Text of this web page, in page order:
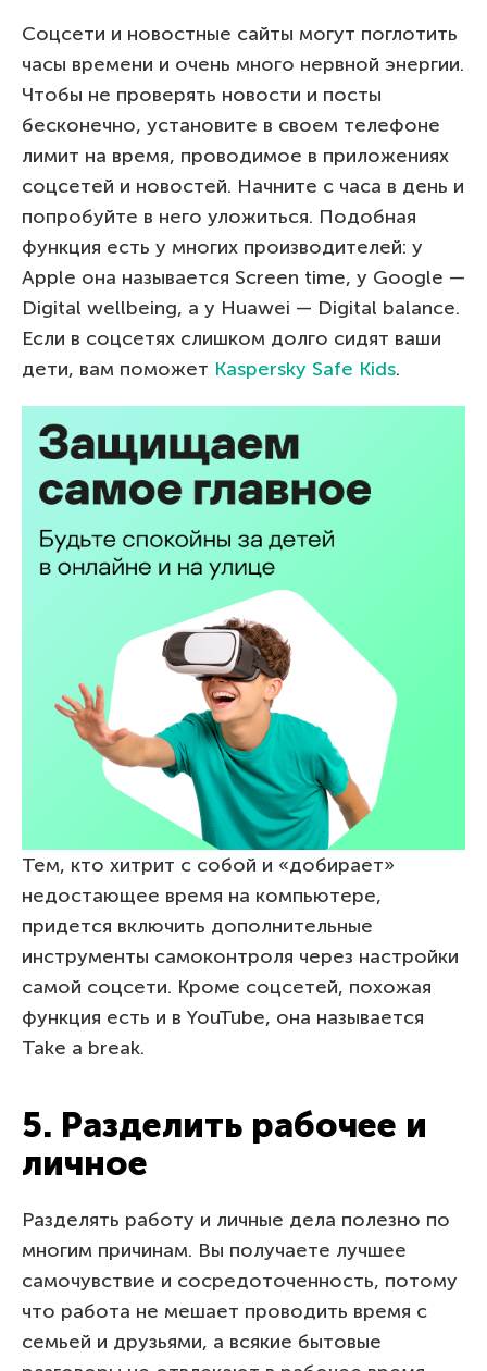
Соцсети и новостные сайты могут поглотить
часы времени и очень много нервной энергии.
Чтобы не проверять новости и посты
бесконечно, установите в своем телефоне
лимит на время, проводимое в приложениях
соцсетей и новостей. Начните с часа в день и
попробуйте в него уложиться. Подобная
функция есть у многих производителей: у
Apple она называется Screen time, у Google —
Digital wellbeing, а у Huawei — Digital balance.
Если в соцсетях слишком долго сидят ваши
дети, вам поможет Kaspersky Safe Kids.
Тем, кто хитрит с собой и «добирает»
недостающее время на компьютере,
придется включить дополнительные
инструменты самоконтроля через настройки
самой соцсети. Кроме соцсетей, похожая
функция есть и в YouTube, она называется
Take a break.
5. Разделить рабочее и
личное
Разделять работу и личные дела полезно по
многим причинам. Вы получаете лучшее
самочувствие и сосредоточенность, потому
что работа не мешает проводить время с
семьей и друзьями, а всякие бытовые